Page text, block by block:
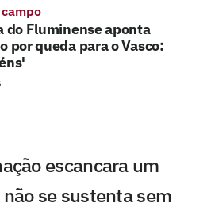
do Fluminense aponta
por queda para o Vasco:
escancara um
se sustenta sem